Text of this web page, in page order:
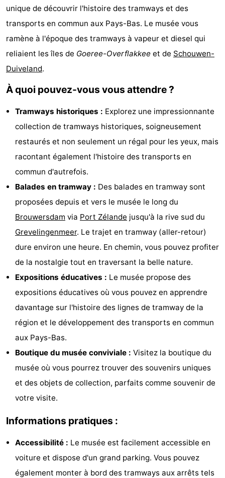
d'hôtes
Chaumières
-
De
-
Ginsterveld
Livingstone
Greve
Port
Haamstede
Résidence
Hof
Haamstede
Schouwen
Schouwse
Haert
Wijde
-
Village
Zeeuwse
Kust
Zonnedorp
-
’t
Hof
Hôtels
Last
unique de découvrir l'histoire des tramways et des
transports en commun aux Pays-Bas. Le musée vous
ramène à l'époque des tramways à vapeur et diesel qui
reliaient les îles de Goeree-Overflakkee et de Schouwen-
Duiveland.
À quoi pouvez-vous vous attendre ?
Tramways historiques : Explorez une impressionnante
collection de tramways historiques, soigneusement
restaurés et non seulement un régal pour les yeux, mais
racontant également l'histoire des transports en
commun d'autrefois.
Balades en tramway : Des balades en tramway sont
proposées depuis et vers le musée le long du
Brouwersdam via Port Zélande jusqu'à la rive sud du
Grevelingenmeer. Le trajet en tramway (aller-retour)
dure environ une heure. En chemin, vous pouvez profiter
de la nostalgie tout en traversant la belle nature.
Expositions éducatives : Le musée propose des
expositions éducatives où vous pouvez en apprendre
davantage sur l'histoire des lignes de tramway de la
région et le développement des transports en commun
aux Pays-Bas.
Boutique du musée conviviale : Visitez la boutique du
musée où vous pourrez trouver des souvenirs uniques
et des objets de collection, parfaits comme souvenir de
votre visite.
Informations pratiques :
Accessibilité : Le musée est facilement accessible en
voiture et dispose d'un grand parking. Vous pouvez
également monter à bord des tramways aux arrêts tels